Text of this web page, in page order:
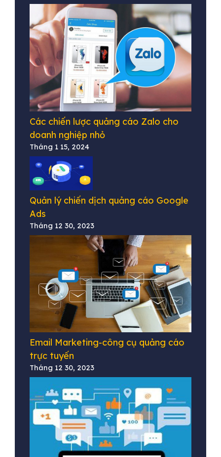
Các chiến lược quảng cáo Zalo cho
doanh nghiệp nhỏ
Tháng 1 15, 2024
Quản lý chiến dịch quảng cáo Google
Ads
Tháng 12 30, 2023
Email Marketing-công cụ quảng cáo
trực tuyến
Tháng 12 30, 2023